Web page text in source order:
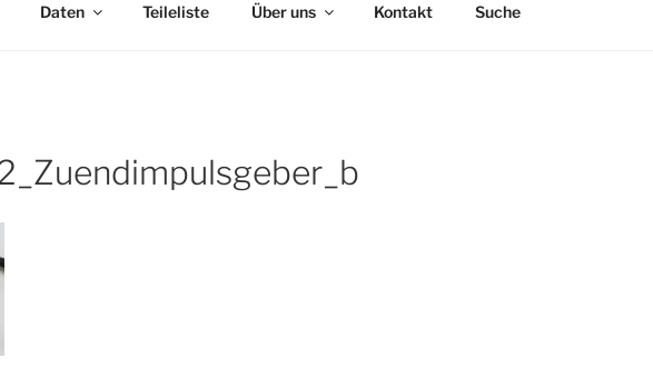
Daten Teileliste Über uns Kontakt Suche